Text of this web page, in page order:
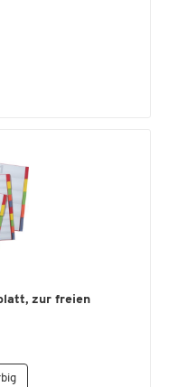
zur freien